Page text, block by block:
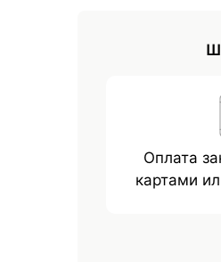
Оплата
картами